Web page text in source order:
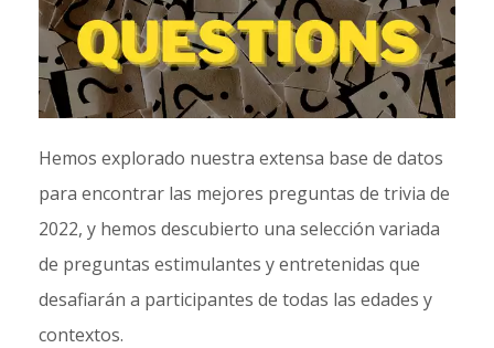
Hemos explorado nuestra extensa base de datos
para encontrar las mejores preguntas de trivia de
2022, y hemos descubierto una selección variada
de preguntas estimulantes y entretenidas que
desafiarán a participantes de todas las edades y
contextos.